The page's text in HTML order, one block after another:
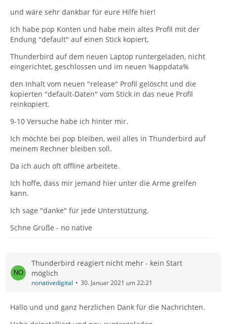
und wäre sehr dankbar für eure Hilfe hier!
Ich habe pop Konten und habe mein altes Profil mit der
Endung "default" auf einen Stick kopiert,
Thunderbird auf dem neuen Laptop runtergeladen, nicht
eingerichtet, geschlossen und im neuen %appdata%
den Inhalt vom neuen "release" Profil gelöscht und die
kopierten "default-Daten" vom Stick in das neue Profil
reinkopiert.
9-10 Versuche habe ich hinter mir.
Ich möchte bei pop bleiben, weil alles in Thunderbird auf
meinem Rechner bleiben soll.
Da ich auch oft offline arbeitete.
Ich hoffe, dass mir jemand hier unter die Arme greifen
kann.
Ich sage "danke" für jede Unterstützung.
Schne Grüße - no native
Thunderbird reagiert nicht mehr - kein Start
möglich
nonativedigital 30. Januar 2021 um 22:21
Hallo und und ganz herzlichen Dank für die Nachrichten.